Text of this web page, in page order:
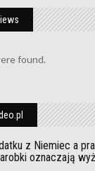
found.
z Niemiec a
oznaczają